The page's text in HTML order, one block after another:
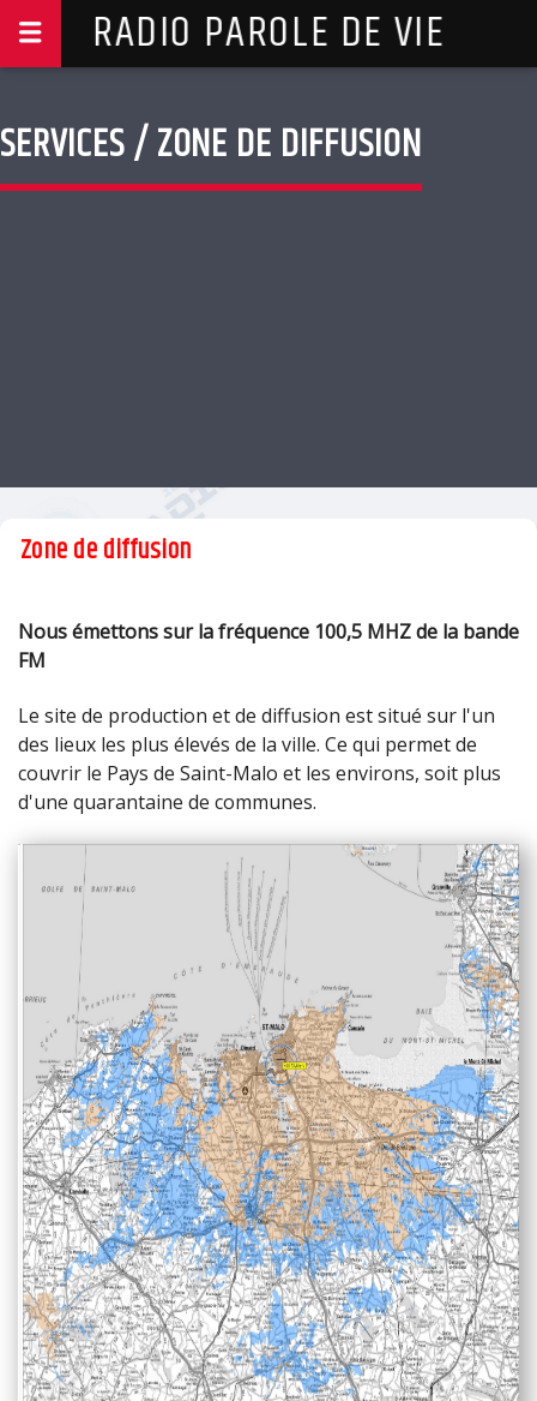
RADIO PAROLE DE VIE
SERVICES / ZONE DE DIFFUSION
Zone de diffusion
Nous émettons sur la fréquence 100,5 MHZ de la bande
FM
Le site de production et de diffusion est situé sur l'un
des lieux les plus élevés de la ville. Ce qui permet de
couvrir le Pays de Saint-Malo et les environs, soit plus
d'une quarantaine de communes.